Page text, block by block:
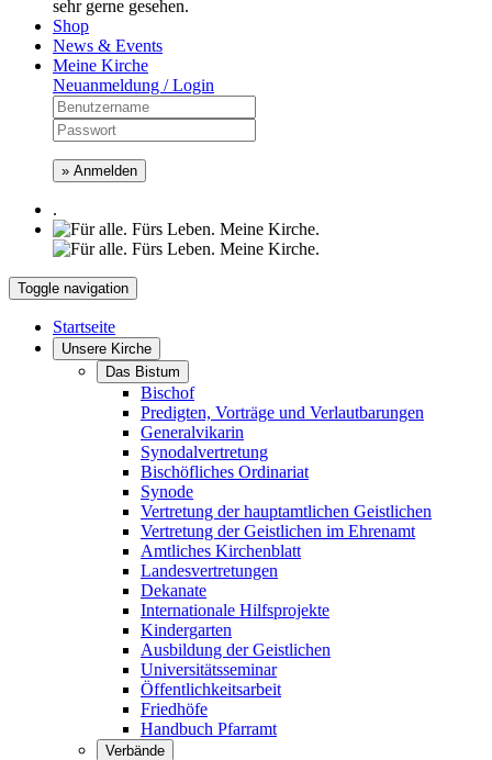
sehr gerne gesehen.
Shop
News & Events
Meine Kirche
Neuanmeldung / Login
» Anmelden
.
Toggle navigation
Startseite
Unsere Kirche
Das Bistum
Bischof
Predigten, Vorträge und Verlautbarungen
Generalvikarin
Synodalvertretung
Bischöfliches Ordinariat
Synode
Vertretung der hauptamtlichen Geistlichen
Vertretung der Geistlichen im Ehrenamt
Amtliches Kirchenblatt
Landesvertretungen
Dekanate
Internationale Hilfsprojekte
Kindergarten
Ausbildung der Geistlichen
Universitätsseminar
Öffentlichkeitsarbeit
Friedhöfe
Handbuch Pfarramt
Verbände